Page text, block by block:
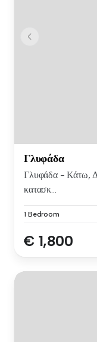
Γλυφάδα
Γλυφάδα - Κάτω,
κατασκ...
1 Bedroom
€ 1,800